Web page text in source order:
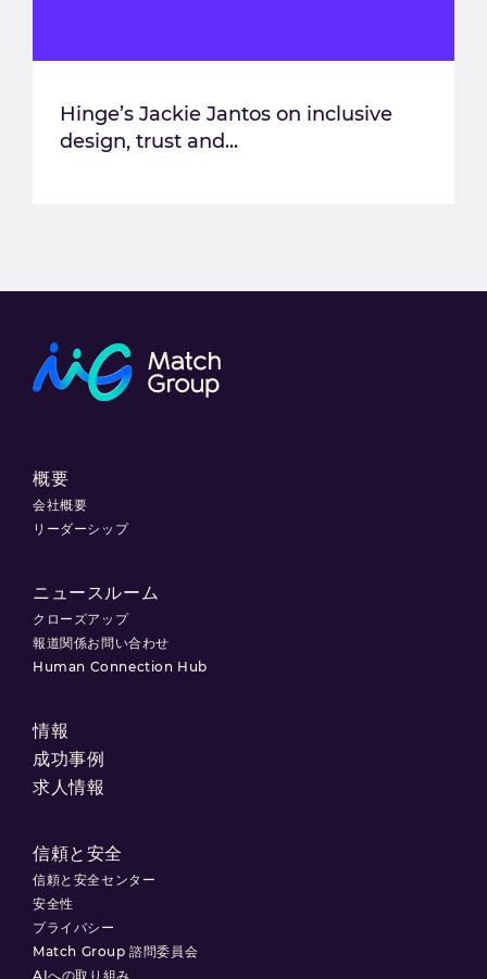
Hinge’s Jackie Jantos on inclusive
design, trust and...
概要
会社概要
リーダーシップ
ニュースルーム
クローズアップ
報道関係お問い合わせ
Human Connection Hub
情報
成功事例
求人情報
信頼と安全
信頼と安全センター
安全性
プライバシー
Match Group 諮問委員会
AIへの取り組み